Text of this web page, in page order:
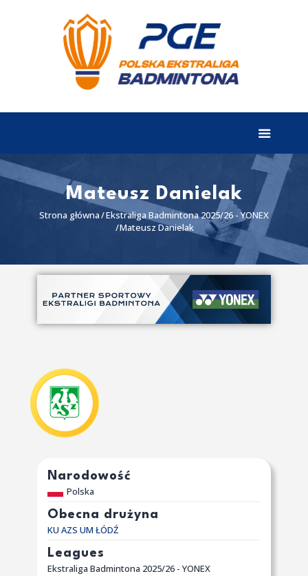
Mateusz Danielak
Strona główna Ekstraliga Badmintona 2025/26 - YONEX
Mateusz Danielak
EKSTRALIGA
Aktualności
Tabela
Wyniki
Terminarz
I liga
II liga
Narodowość
Polska
Obecna drużyna
KU AZS UM ŁÓDŹ
Leagues
Ekstraliga Badmintona 2025/26 - YONEX